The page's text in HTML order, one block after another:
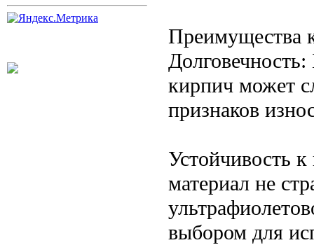
Преимущества
кирпич может
признаков
Устойчивость
материал не
выбором для